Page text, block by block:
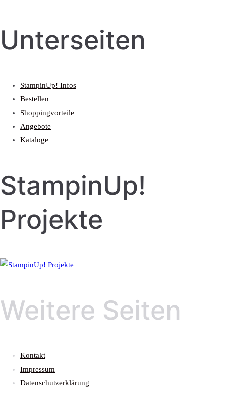
Unterseiten
StampinUp! Infos
Bestellen
Shoppingvorteile
Angebote
Kataloge
StampinUp!
Projekte
Weitere Seiten
Kontakt
Impressum
Datenschutzerklärung